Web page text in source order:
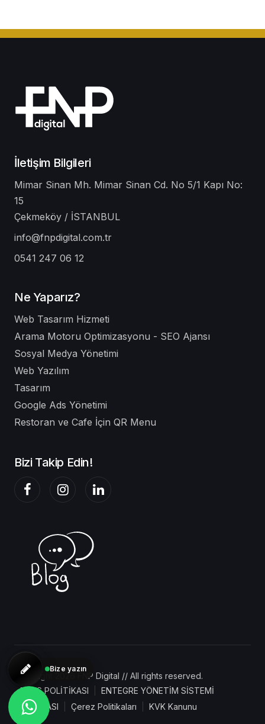
İletişim Bilgileri
Mimar Sinan Mh. Mimar Sinan Cd. No 5/1 Kapı No:
15
Çekmeköy / İSTANBUL
info@fnpdigital.com.tr
0541 247 06 12
Ne Yaparız?
Web Tasarım Hizmeti
Arama Motoru Optimizasyonu - SEO Ajansı
Sosyal Medya Yönetimi
Web Yazılım
Tasarım
Google Ads Yönetimi
Restoran ve Cafe İçin QR Menu
Bizi Takip Edin!
Copyright 2026 FNP Digital // All rights reserved.
BGYS POLİTİKASI
ENTEGRE YÖNETİM SİSTEMİ
POLİTİKASI
Çerez Politikaları KVK Kanunu
Bize yazın